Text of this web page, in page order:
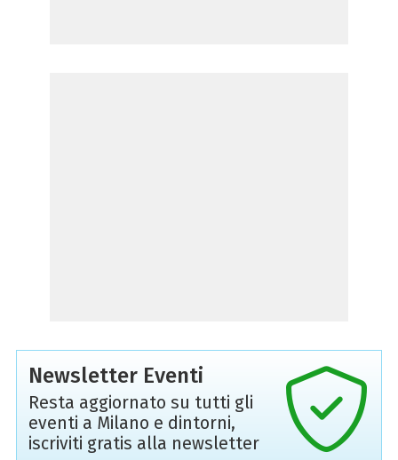
Newsletter Eventi
Resta aggiornato su tutti gli
eventi a Milano e dintorni,
iscriviti gratis alla newsletter